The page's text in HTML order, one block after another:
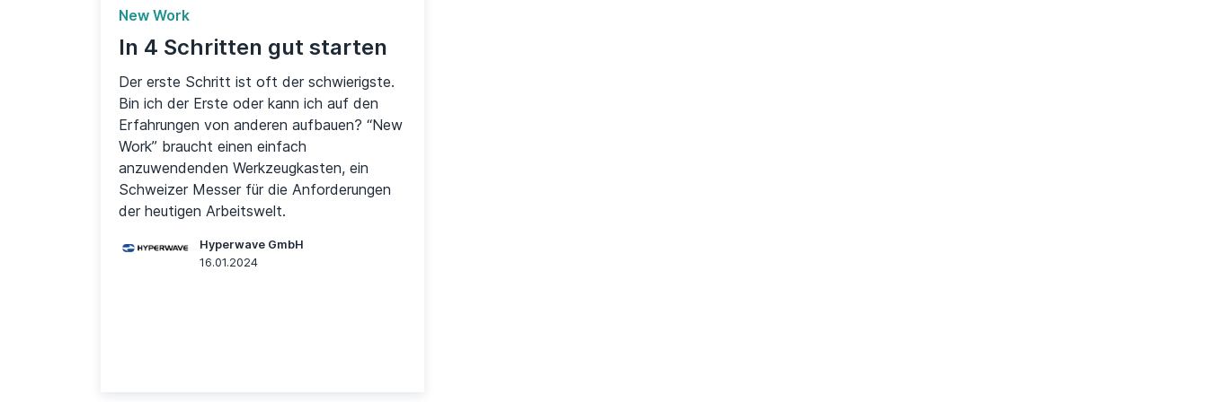
New Work
In 4 Schritten gut starten
Der erste Schritt ist oft der schwierigste.
Bin ich der Erste oder kann ich auf den
Erfahrungen von anderen aufbauen? “New
Work” braucht einen einfach
anzuwendenden Werkzeugkasten, ein
Schweizer Messer für die Anforderungen
der heutigen Arbeitswelt.
Hyperwave GmbH
16.01.2024